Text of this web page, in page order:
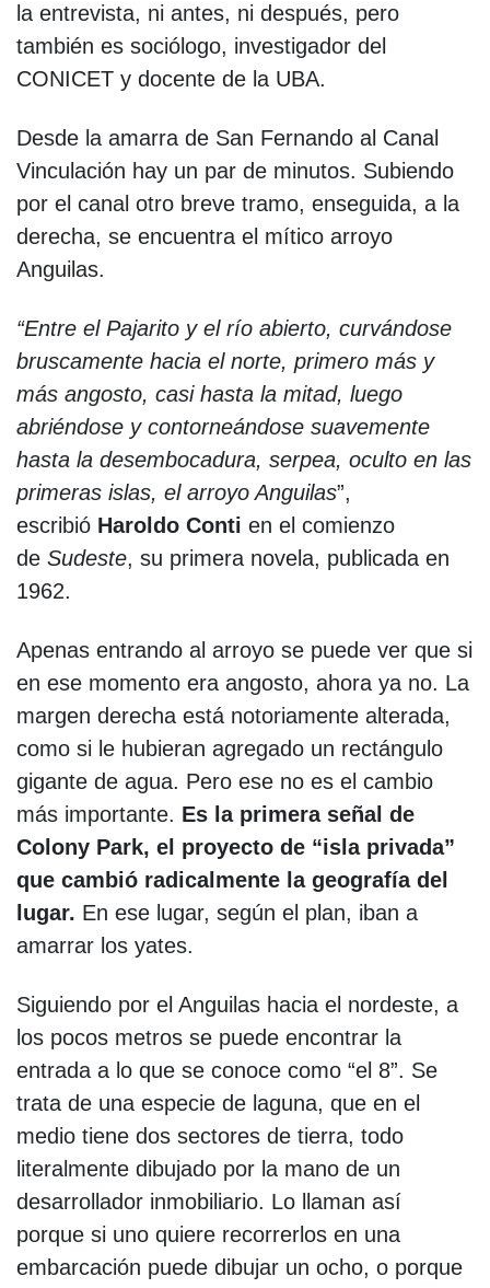
la entrevista, ni antes, ni después, pero
también es sociólogo, investigador del
CONICET y docente de la UBA.
Desde la amarra de San Fernando al Canal
Vinculación hay un par de minutos. Subiendo
por el canal otro breve tramo, enseguida, a la
derecha, se encuentra el mítico arroyo
Anguilas.
“Entre el Pajarito y el río abierto, curvándose
bruscamente hacia el norte, primero más y
más angosto, casi hasta la mitad, luego
abriéndose y contorneándose suavemente
hasta la desembocadura, serpea, oculto en las
primeras islas, el arroyo Anguilas”,
escribió Haroldo Conti en el comienzo
de Sudeste, su primera novela, publicada en
1962.
Apenas entrando al arroyo se puede ver que si
en ese momento era angosto, ahora ya no. La
margen derecha está notoriamente alterada,
como si le hubieran agregado un rectángulo
gigante de agua. Pero ese no es el cambio
más importante. Es la primera señal de
Colony Park, el proyecto de “isla privada”
que cambió radicalmente la geografía del
lugar. En ese lugar, según el plan, iban a
amarrar los yates.
Siguiendo por el Anguilas hacia el nordeste, a
los pocos metros se puede encontrar la
entrada a lo que se conoce como “el 8”. Se
trata de una especie de laguna, que en el
medio tiene dos sectores de tierra, todo
literalmente dibujado por la mano de un
desarrollador inmobiliario. Lo llaman así
porque si uno quiere recorrerlos en una
embarcación puede dibujar un ocho, o porque